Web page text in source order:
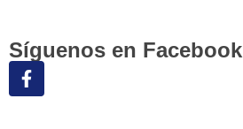
Síguenos en Facebook